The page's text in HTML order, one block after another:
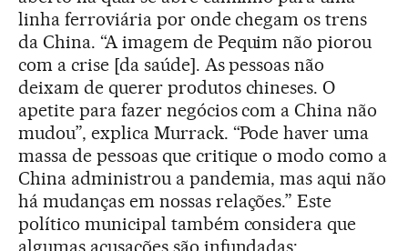
linha ferroviária por onde chegam os trens
da China. “A imagem de Pequim não piorou
com a crise [da saúde]. As pessoas não
deixam de querer produtos chineses. O
apetite para fazer negócios com a China não
mudou”, explica Murrack. “Pode haver uma
massa de pessoas que critique o modo como a
China administrou a pandemia, mas aqui não
há mudanças em nossas relações.” Este
político municipal também considera que
algumas acusações são infundadas: